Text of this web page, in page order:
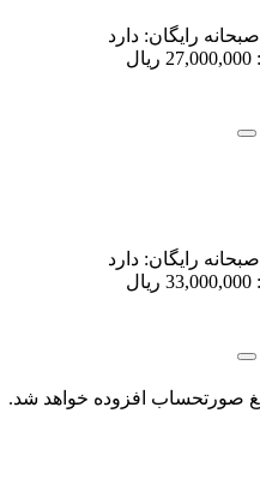
صبحانه رایگان: دارد
27,000,000 ریال
صبحانه رایگان: دارد
33,000,000 ریال